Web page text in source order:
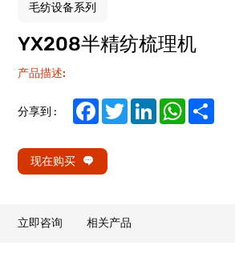
毛纺设备系列
YX208半精纺梳理机
产品描述:
分享到 : FacebookTwitterLinkedInWhatsApp
现在购买
立即咨询 相关产品